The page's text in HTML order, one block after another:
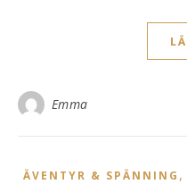
Emma
ÄVENTYR & SPÄNNING ,